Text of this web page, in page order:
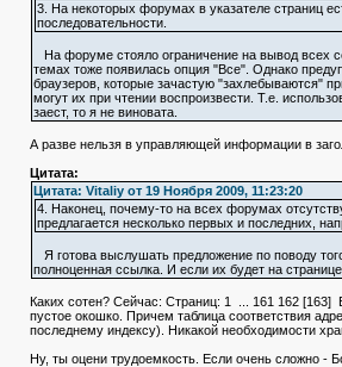
3. На некоторых форумах в указателе страниц
последовательности.
На форуме стояло ограничение на вывод всех
темах тоже появилась опция "Все". Однако
браузеров, которые зачастую "захлебываются"
могут их при чтении воспроизвести. Т.е.
заест, то я не виновата.
А разве нельзя в управляющей информации в
Цитата:
Цитата: Vitaliy от 19 Ноября 2009, 11:23:20
4. Наконец, почему-то на всех форумах
предлагается несколько первых и последних,
Я готова выслушать предложение по поводу
полноценная ссылка. И если их будет на
Каких сотен? Сейчас: Страниц: 1 ... 161 162 [163]
пустое окошко. Причем таблица соответствия
последнему индексу). Никакой необходимости
Ну, ты оцени трудоемкость. Если очень сложно -